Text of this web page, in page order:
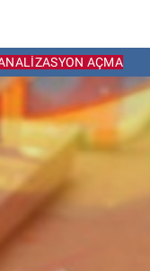
AÇMA